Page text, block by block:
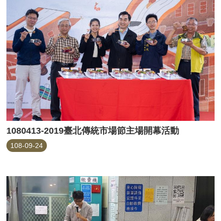
1080413-2019臺北傳統市場節主場開幕活動
108-09-24